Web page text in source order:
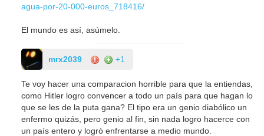
agua-por-20-000-euros_718416/
El mundo es así, asúmelo.
mrx2039 +1
Te voy hacer una comparacion horrible para que la entiendas,
como Hitler logro convencer a todo un país para que hagan lo
que se les de la puta gana? El tipo era un genio diabólico un
enfermo quizás, pero genio al fin, sin nada logro hacerce con
un país entero y logró enfrentarse a medio mundo.